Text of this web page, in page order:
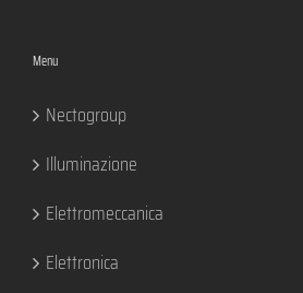
Menu
Nectogroup
Illuminazione
Elettromeccanica
Elettronica